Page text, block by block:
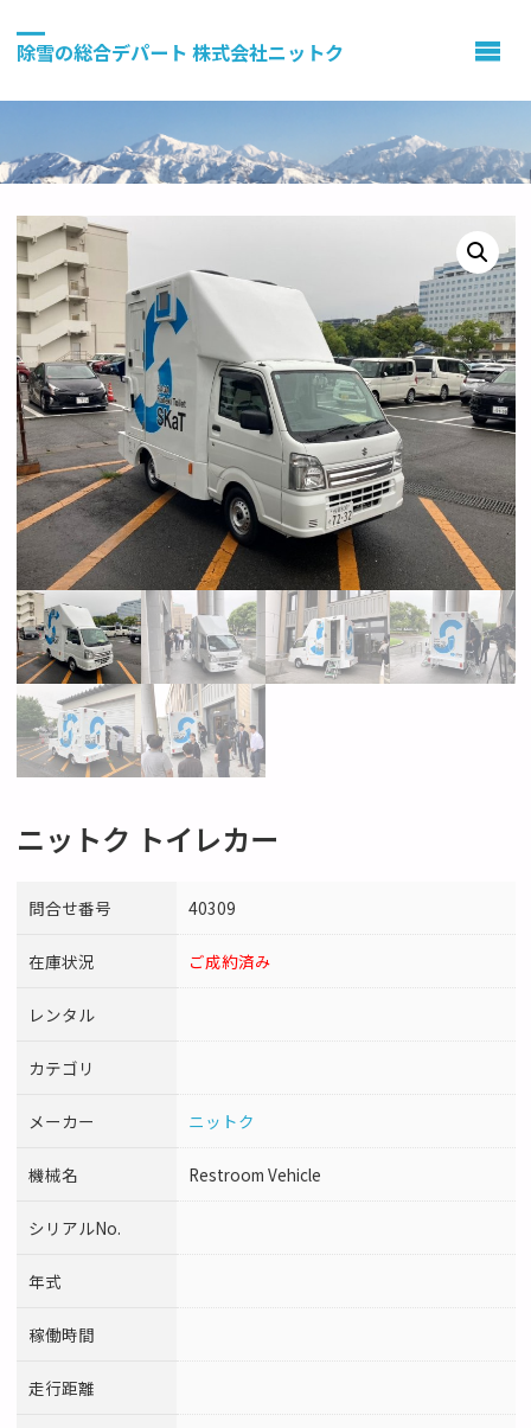
除雪の総合デパート 株式会社ニットク
ニットク トイレカー
問合せ番号 40309
在庫状況 ご成約済み
レンタル
カテゴリ
メーカー ニットク
機械名 Restroom Vehicle
シリアルNo.
年式
稼働時間
走行距離